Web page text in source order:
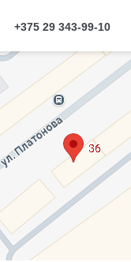
содержанию
+375 29 343-99-10